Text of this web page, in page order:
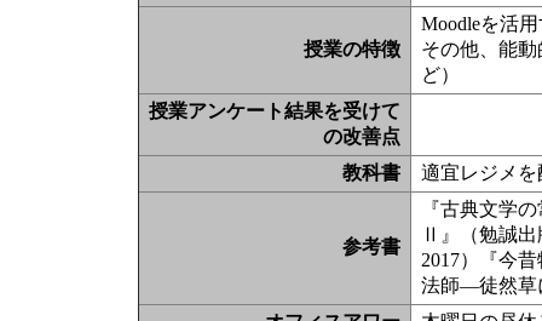
授業の特徴
Moodleを活
その他、能
ど）
授業アンケート結果を受けて
の改善点
教科書
適宜レジメ
参考書
『古典文学
Ⅱ』（勉誠出
2017）『今
法師―徒然草